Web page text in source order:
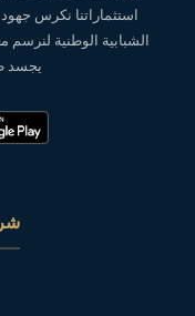
استثماراتنا نكرس
الشبابية الوطنية
يجسد